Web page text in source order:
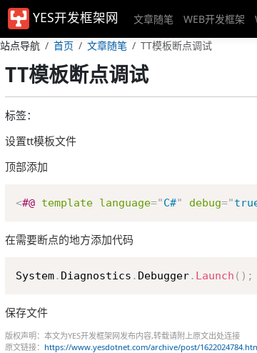
YES开发框架网 文章随笔 WEB开发框架
站点导航
首页 文章随笔 TT模板断点调试
TT模板断点调试
标签：
设置tt模板文件
顶部添加
<#@ template language="C#" debug="
在需要断点的地方添加代码
System. Diagnostics . Debugger. Launch ( ) ;
保存文件
版权声明：本文为YES开发框架网发布内容,转载请附上原文出处连接
原文链接： https://www.yesdotnet.com/archive/post/